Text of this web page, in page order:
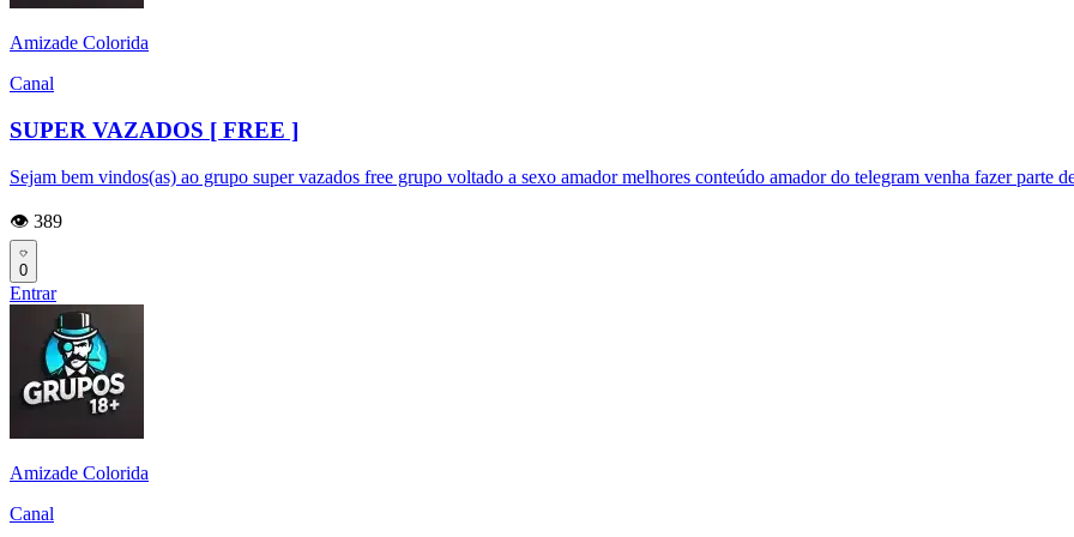
Amizade Colorida
Canal
SUPER VAZADOS [ FREE ]
Sejam bem vindos(as) ao grupo super vazados free grupo voltado a sexo amador melhores conteúdo amador do telegram venha fazer parte
👁️ 389
0
Entrar
Amizade Colorida
Canal